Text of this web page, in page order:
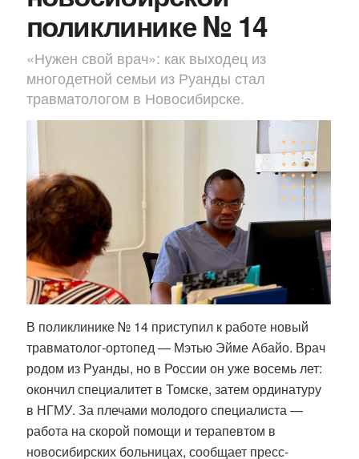
поликлинике № 14
«Нужен свой врач»: как выходец из
многодетной семьи из Руанды стал
травматологом в Новосибирске.
В поликлинике № 14 приступил к работе новый
травматолог-ортопед — Мэтью Эйме Абайо. Врач
родом из Руанды, но в России он уже восемь лет:
окончил специалитет в Томске, затем ординатуру
в НГМУ. За плечами молодого специалиста —
работа на скорой помощи и терапевтом в
новосибирских больницах, сообщает пресс-